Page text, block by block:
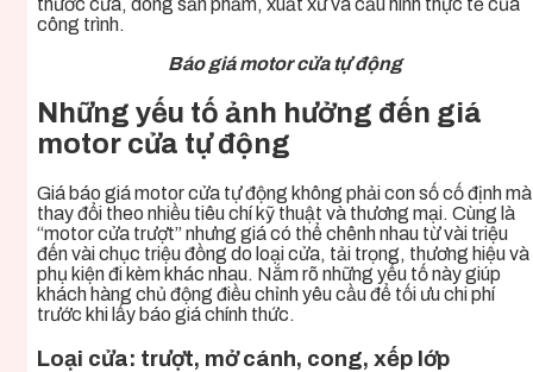
thước cửa, dòng sản phẩm, xuất xứ và cấu hình thực tế của
công trình.
Báo giá motor cửa tự động
Những yếu tố ảnh hưởng đến giá
motor cửa tự động
Giá báo giá motor cửa tự động không phải con số cố định mà
thay đổi theo nhiều tiêu chí kỹ thuật và thương mại. Cùng là
“motor cửa trượt” nhưng giá có thể chênh nhau từ vài triệu
đến vài chục triệu đồng do loại cửa, tải trọng, thương hiệu và
phụ kiện đi kèm khác nhau. Nắm rõ những yếu tố này giúp
khách hàng chủ động điều chỉnh yêu cầu để tối ưu chi phí
trước khi lấy báo giá chính thức.
Loại cửa: trượt, mở cánh, cong, xếp lớp